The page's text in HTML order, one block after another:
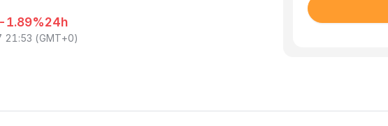
-1.89%24h
21:53 (GMT+0)